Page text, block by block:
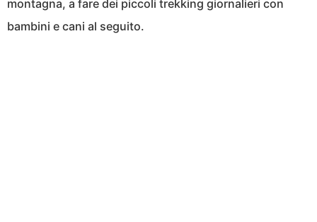
montagna, a fare dei piccoli trekking giornalieri con
bambini e cani al seguito.